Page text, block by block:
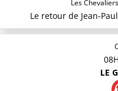
Les
Le retour de Jean-
LE